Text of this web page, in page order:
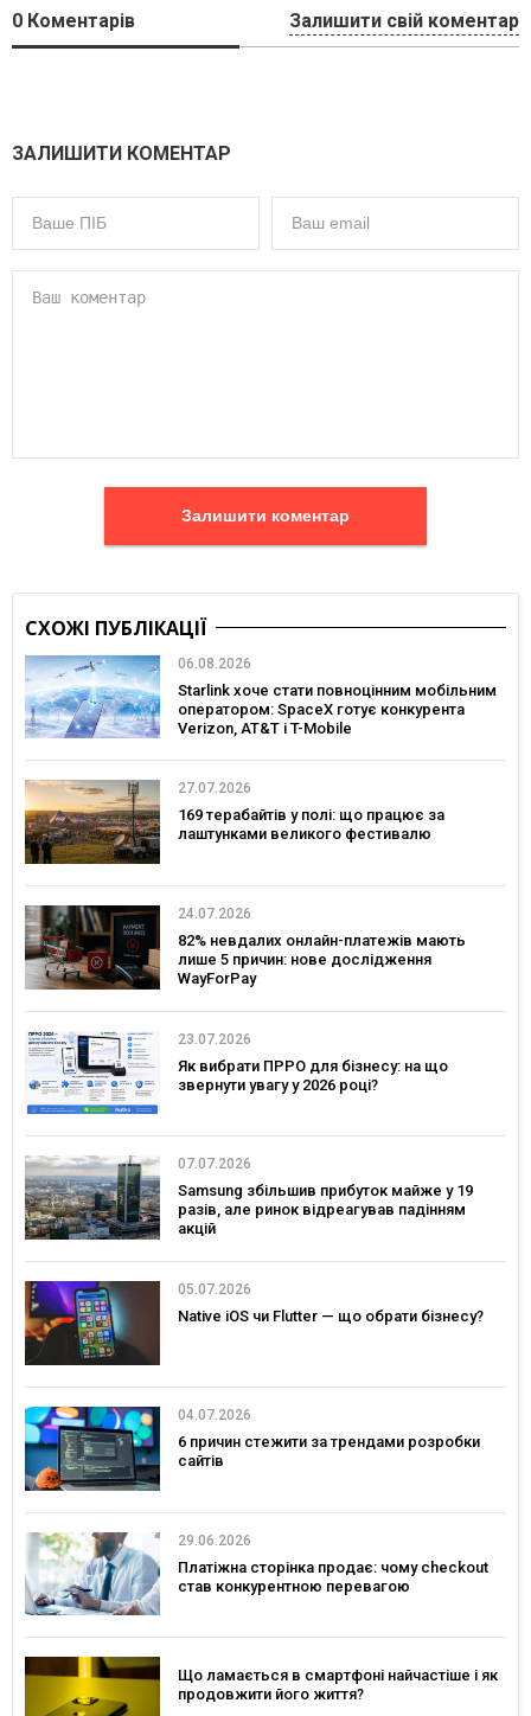
0 Коментарів Залишити свій коментар
ЗАЛИШИТИ КОМЕНТАР
Залишити коментар
СХОЖІ ПУБЛІКАЦІЇ
06.08.2026
Starlink хоче стати повноцінним мобільним
оператором: SpaceX готує конкурента
Verizon, AT&T і T-Mobile
27.07.2026
169 терабайтів у полі: що працює за
лаштунками великого фестивалю
24.07.2026
82% невдалих онлайн-платежів мають
лише 5 причин: нове дослідження
WayForPay
23.07.2026
Як вибрати ПРРО для бізнесу: на що
звернути увагу у 2026 році?
07.07.2026
Samsung збільшив прибуток майже у 19
разів, але ринок відреагував падінням
акцій
05.07.2026
Native iOS чи Flutter — що обрати бізнесу?
04.07.2026
6 причин стежити за трендами розробки
сайтів
29.06.2026
Платіжна сторінка продає: чому checkout
став конкурентною перевагою
Що ламається в смартфоні найчастіше і як
продовжити його життя?